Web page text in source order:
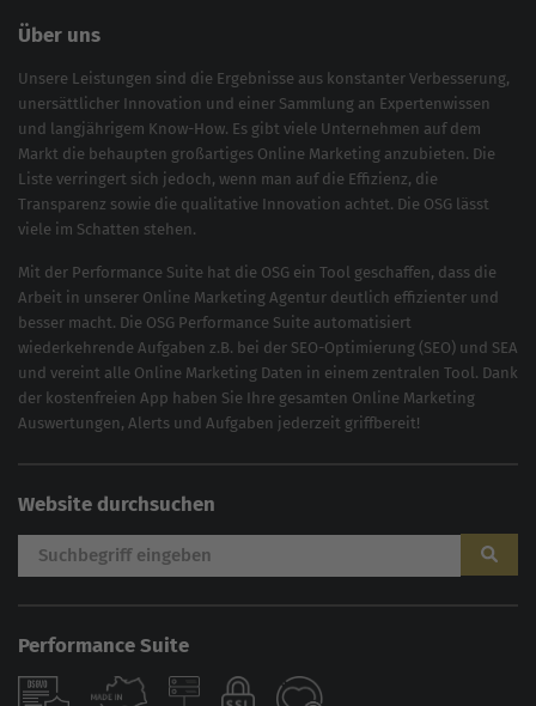
Über uns
Unsere Leistungen sind die Ergebnisse aus konstanter Verbesserung,
unersättlicher Innovation und einer Sammlung an Expertenwissen
und langjährigem Know-How. Es gibt viele Unternehmen auf dem
Markt die behaupten großartiges Online Marketing anzubieten. Die
Liste verringert sich jedoch, wenn man auf die Effizienz, die
Transparenz sowie die qualitative Innovation achtet. Die OSG lässt
viele im Schatten stehen.
Mit der Performance Suite hat die OSG ein Tool geschaffen, dass die
Arbeit in unserer Online Marketing Agentur deutlich effizienter und
besser macht. Die OSG Performance Suite automatisiert
wiederkehrende Aufgaben z.B. bei der SEO-Optimierung (SEO) und SEA
und vereint alle Online Marketing Daten in einem zentralen Tool. Dank
der kostenfreien App haben Sie Ihre gesamten Online Marketing
Auswertungen, Alerts und Aufgaben jederzeit griffbereit!
Website durchsuchen
Performance Suite